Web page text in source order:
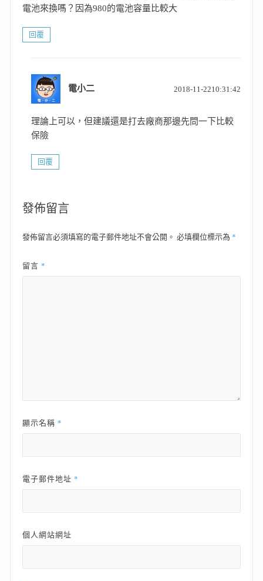
電池來換嗎？因為980的電池容量比較大
回覆
電小二 2018-11-2210:31:42
理論上可以，但建議還是打去廠商那邊先問一下比較
保險
回覆
發佈留言
發佈留言必須填寫的電子郵件地址不會公開。 必填欄位標示為 *
留言 *
顯示名稱 *
電子郵件地址 *
個人網站網址